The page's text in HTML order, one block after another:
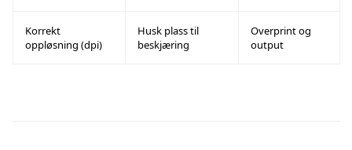
Korrekt
oppløsning (dpi)
Husk plass til
beskjæring
Overprint og
output